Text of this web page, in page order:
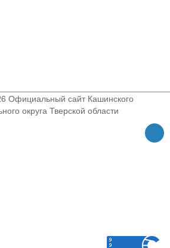
Официальный сайт Кашинского
округа Тверской области